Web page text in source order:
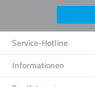
Service-Hotline
Informationen